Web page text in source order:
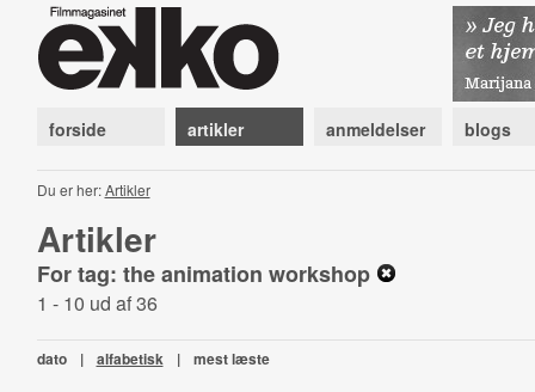
forside artikler anmeldelser blogs
Du er her:Artikler
Artikler
For tag: the animation workshop
1 - 10 ud af 36
dato | alfabetisk | mest læste